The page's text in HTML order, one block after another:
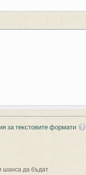
за текстовите формати
шанса да бъдат